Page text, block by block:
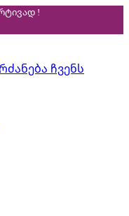
!
ჩვენს